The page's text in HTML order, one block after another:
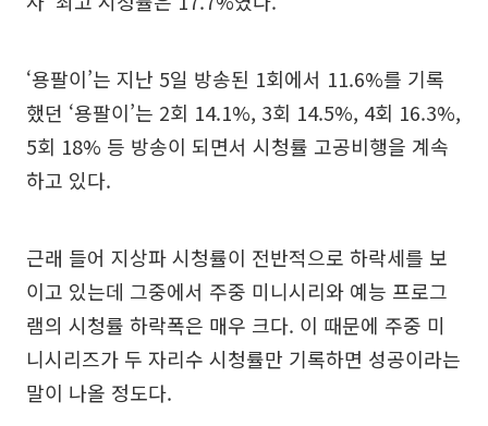
‘용팔이’는 지난 5일 방송된 1회에서 11.6%를 기록
했던 ‘용팔이’는 2회 14.1%, 3회 14.5%, 4회 16.3%,
5회 18% 등 방송이 되면서 시청률 고공비행을 계속
하고 있다.
근래 들어 지상파 시청률이 전반적으로 하락세를 보
이고 있는데 그중에서 주중 미니시리와 예능 프로그
램의 시청률 하락폭은 매우 크다. 이 때문에 주중 미
니시리즈가 두 자리수 시청률만 기록하면 성공이라는
말이 나올 정도다.